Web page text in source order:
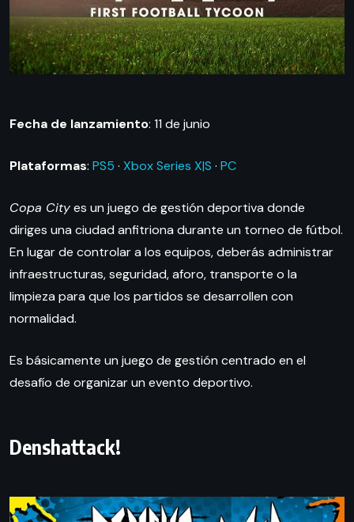
Fecha de lanzamiento: 11 de junio
Plataformas: PS5 · Xbox Series X|S · PC
Copa Cityes un juego de gestión deportiva donde
diriges una ciudad anfitriona durante un torneo de fútbol.
En lugar de controlar a los equipos, deberás administrar
infraestructuras, seguridad, aforo, transporte o la
limpieza para que los partidos se desarrollen con
normalidad.
Es básicamente un juego de gestión centrado en el
desafío de organizar un evento deportivo.
Denshattack!